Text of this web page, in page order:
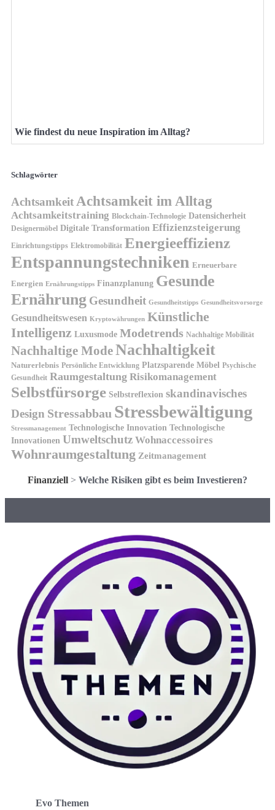
Wie findest du neue Inspiration im Alltag?
Schlagwörter
Achtsamkeit Achtsamkeit im Alltag
Achtsamkeitstraining Blockchain-Technologie Datensicherheit
Designermöbel Digitale Transformation Effizienzsteigerung
Einrichtungstipps Elektromobilität Energieeffizienz
Entspannungstechniken Erneuerbare
Energien Ernährungstipps Finanzplanung Gesunde
Ernährung Gesundheit Gesundheitstipps Gesundheitsvorsorge
Gesundheitswesen Kryptowährungen Künstliche
Intelligenz Luxusmode Modetrends Nachhaltige Mobilität
Nachhaltige ModeNachhaltigkeit
Naturerlebnis Persönliche Entwicklung Platzsparende Möbel Psychische
Gesundheit Raumgestaltung Risikomanagement
Selbstfürsorge Selbstreflexion skandinavisches
Design Stressabbau Stressbewältigung
Stressmanagement Technologische Innovation Technologische
Innovationen Umweltschutz Wohnaccessoires
Wohnraumgestaltung Zeitmanagement
Finanziell > Welche Risiken gibt es beim Investieren?
Evo Themen